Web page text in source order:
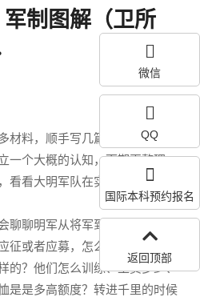
制图解（卫所
材料，顺手写几篇漫谈聊聊明朝
一个大概的认知，下期再整理一
看看大明军队在实际中表现几
聊聊明军从将军到士兵如何服
征或者应募，怎么走到军营变成
的？他们怎么训练、工资多少、
是是多高额度？转进千里的时候
微信
QQ
国际本科预约报名
返回顶部